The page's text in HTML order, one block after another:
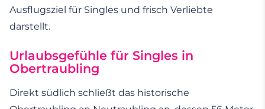
Ausflugsziel für Singles und frisch Verliebte
darstellt.
Urlaubsgefühle für Singles in
Obertraubling
Direkt südlich schließt das historische